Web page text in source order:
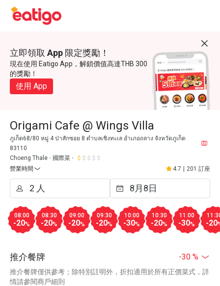
立即領取 App 限定獎勵！
現在使用 Eatigo App，解鎖價值高達THB 300
的獎勵！
使用 App
Origami Cafe @ Wings Villa
ภูเก็ต68/80 หมู่ 4 ป่าสักซอย 8 ตำบลเชิงทะเล อำเภอถลาง จังหวัดภูเก็ต
83110
Choeng Thale
國際菜
營業時間
4.7 201 訂座
08:00
-20%
08:30
-20%
09:00
-20%
09:30
-20%
10:00
-30%
10:30
-20%
11:00
-30% -20
推介餐牌 -30 %
推介餐牌僅供參考；除特別註明外，折扣適用於所有正價菜式，詳
情請參閱商戶細則